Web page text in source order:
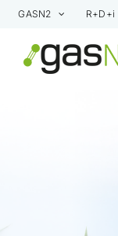
Skip
content
GASN2 R+D+i